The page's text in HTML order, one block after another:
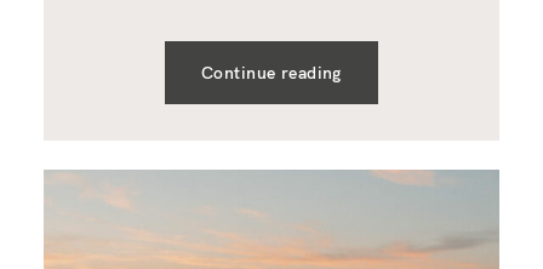
Continue reading